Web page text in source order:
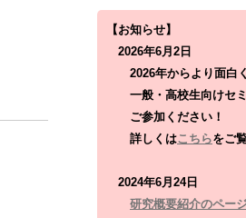
f
【お知らせ】
2026年6月2日
2026年からより面白
一般・高校生向けセ
ご参加ください！
詳しくはこちらをご
2024年6月24日
研究概要紹介のペー